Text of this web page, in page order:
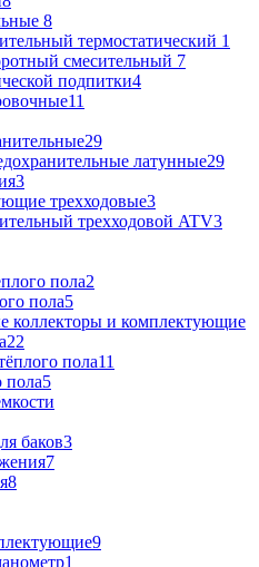
8
термостатический 1
cмесительный 7
подпитки4
11
29
латунные29
3
трехходовые3
трехходовой ATV3
пола2
пола5
коллекторы и комплектующие
22
пола11
пола5
баков3
7
8
9
1